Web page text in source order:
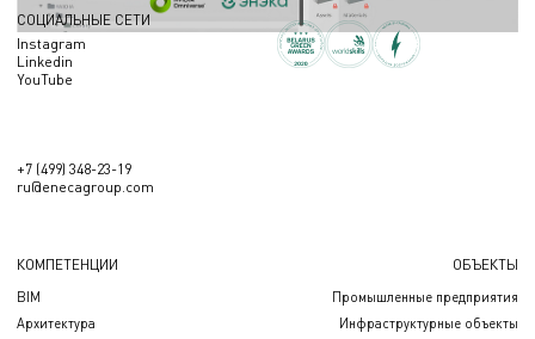
СОЦИАЛЬНЫЕ СЕТИ
Instagram
Linkedin
YouTube
+7 (499) 348-23-19
ru@enecagroup.com
КОМПЕТЕНЦИИ
BIM
Архитектура
ОБЪЕКТЫ
Промышленные предприятия
Инфраструктурные объекты